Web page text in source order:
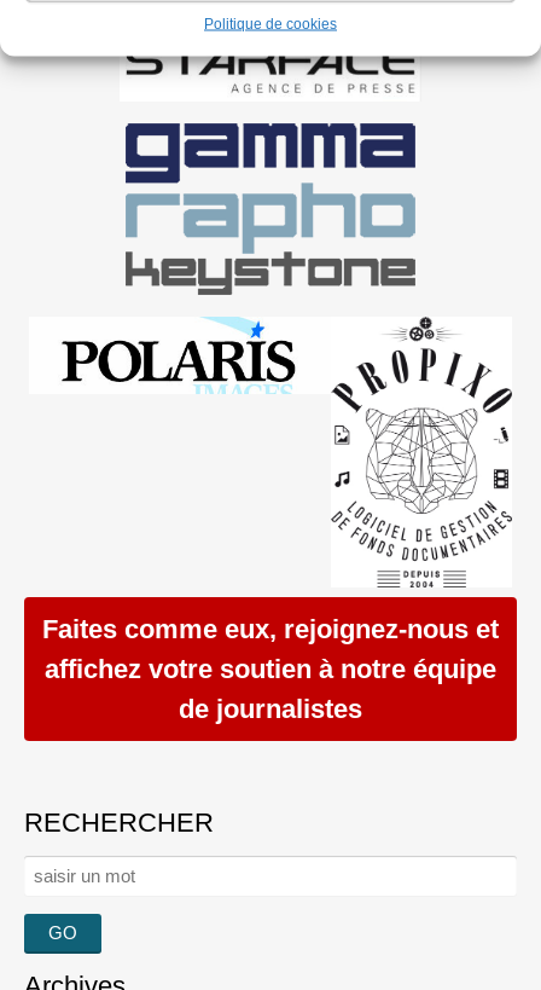
Politique de cookies
Faites comme eux, rejoignez-nous et
affichez votre soutien à notre équipe
de journalistes
RECHERCHER
Rechercher :